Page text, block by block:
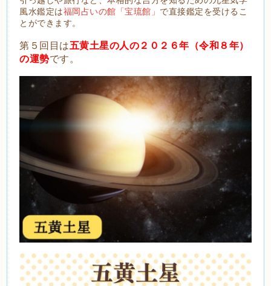
風水鑑定は福岡占いの館「宝琉館」 で直接鑑定を受けるこ
とができます。
第５回目は五黄土星の人の２０２６年（令和８年）
の運勢です。